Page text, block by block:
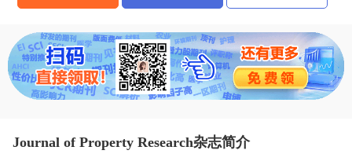
态
范
于
Journal of Property Research杂志简介